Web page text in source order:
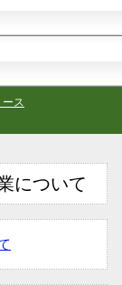
ース
について